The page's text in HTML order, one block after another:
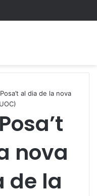
al dia de la nova
nova
de la